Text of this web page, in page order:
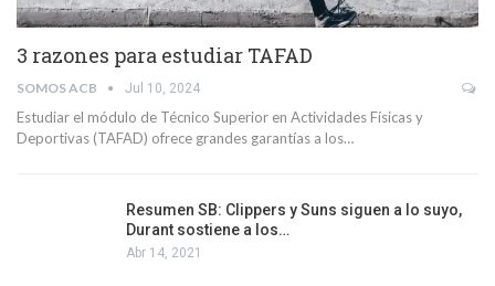
3 razones para estudiar TAFAD
SOMOS ACB Jul 10, 2024
Estudiar el módulo de Técnico Superior en Actividades Físicas y
Deportivas (TAFAD) ofrece grandes garantías a los…
Resumen SB: Clippers y Suns siguen a lo suyo,
Durant sostiene a los…
Abr 14, 2021